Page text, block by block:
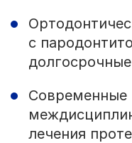
с
Современные
лечения